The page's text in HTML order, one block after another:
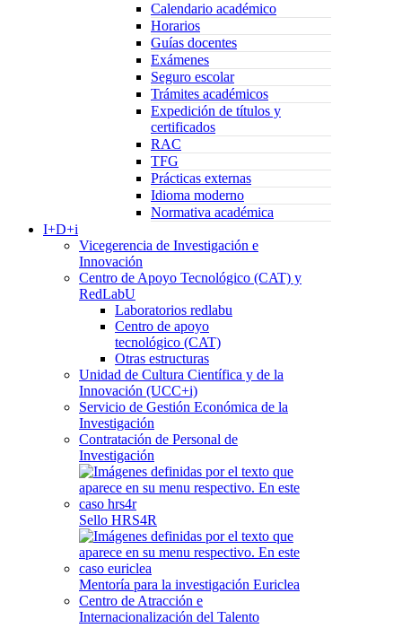
Calendario académico
Horarios
Guías docentes
Exámenes
Seguro escolar
Trámites académicos
Expedición de títulos y
certificados
RAC
TFG
Prácticas externas
Idioma moderno
Normativa académica
I+D+i
Vicegerencia de Investigación e
Innovación
Centro de Apoyo Tecnológico (CAT) y
RedLabU
Laboratorios redlabu
Centro de apoyo
tecnológico (CAT)
Otras estructuras
Unidad de Cultura Científica y de la
Innovación (UCC+i)
Servicio de Gestión Económica de la
Investigación
Contratación de Personal de
Investigación
Sello HRS4R
Mentoría para la investigación Euriclea
Centro de Atracción e
Internacionalización del Talento